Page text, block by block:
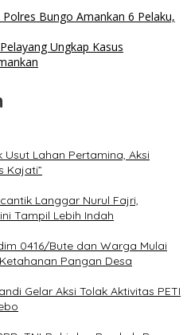
Bungo Amankan 6 Pelaku,
Ungkap Kasus
Usut Lahan Pertamina, Aksi
Kajati”
Langgar Nurul Fajri,
Tampil Lebih Indah
0416/Bute dan Warga Mulai
Pangan Desa
Gelar Aksi Tolak Aktivitas PETI